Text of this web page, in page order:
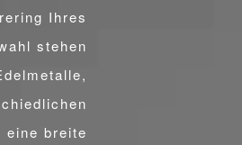
Ihres
stehen
eine breite